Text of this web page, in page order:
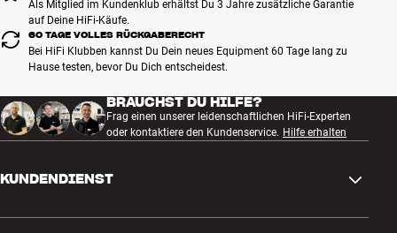
Als Mitglied im Kundenklub erhältst Du 3 Jahre zusätzliche Garantie
auf Deine HiFi-Käufe.
60 TAGE VOLLES RÜCKGABERECHT
Bei HiFi Klubben kannst Du Dein neues Equipment 60 Tage lang zu
Hause testen, bevor Du Dich entscheidest.
BRAUCHST DU HILFE?
Frag einen unserer leidenschaftlichen HiFi-Experten
oder kontaktiere den Kundenservice. Hilfe erhalten
KUNDENDIENST